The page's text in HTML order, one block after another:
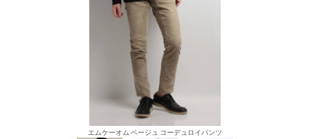
エムケーオム ベージュ コーデュロイパンツ